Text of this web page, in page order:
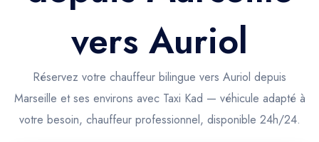
Trajet Gare SNCF
Trajet Port croisière
Trajet Séminaire
Trajet Santé
Taxis aéroport
Réservation
Actualités & évènements
Contactez-nous
vers Auriol
Réservez votre chauffeur bilingue vers Auriol depuis
Marseille et ses environs avec Taxi Kad — véhicule adapté à
votre besoin, chauffeur professionnel, disponible 24h/24.